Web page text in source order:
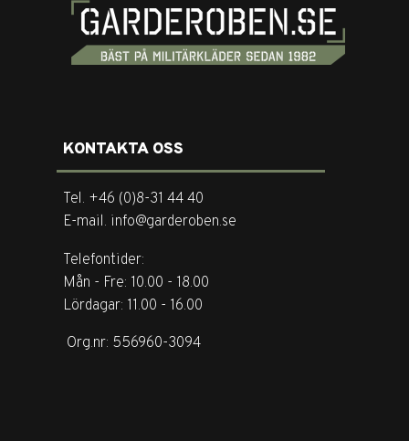
KONTAKTA OSS
Tel. +46 (0)8-31 44 40
E-mail. info@garderoben.se
Telefontider:
Mån - Fre: 10.00 - 18.00
Lördagar: 11.00 - 16.00
Org.nr: 556960-3094